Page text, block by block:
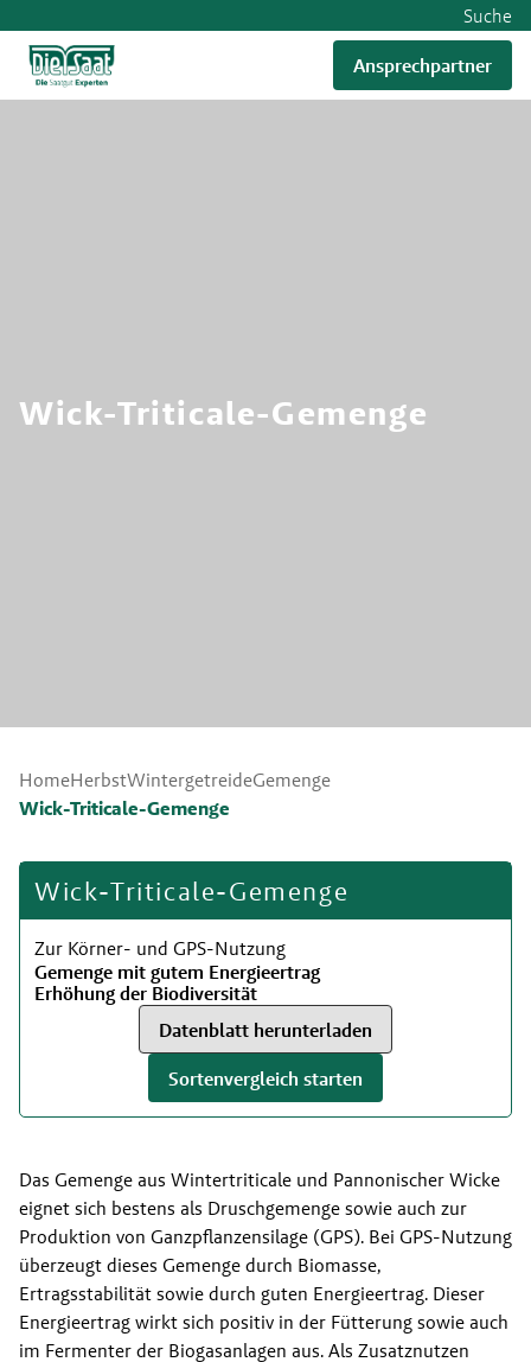
Suche
Ansprechpartner
Wick-Triticale-Gemenge
HomeHerbstWintergetreideGemenge
Wick-Triticale-Gemenge
Wick-Triticale-Gemenge
Zur Körner- und GPS-Nutzung
Gemenge mit gutem Energieertrag
Erhöhung der Biodiversität
Datenblatt herunterladen
Sortenvergleich starten
Das Gemenge aus Wintertriticale und Pannonischer Wicke
eignet sich bestens als Druschgemenge sowie auch zur
Produktion von Ganzpflanzensilage (GPS). Bei GPS-Nutzung
überzeugt dieses Gemenge durch Biomasse,
Ertragsstabilität sowie durch guten Energieertrag. Dieser
Energieertrag wirkt sich positiv in der Fütterung sowie auch
im Fermenter der Biogasanlagen aus. Als Zusatznutzen